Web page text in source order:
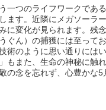
一つのライフワークであ
ます。近隣にメガソーラ
に変化が見られます。残
ぐん）の捕獲には至って
術のように思い通りには
もまた、生命の神秘に触
の念を忘れず、心豊かな5